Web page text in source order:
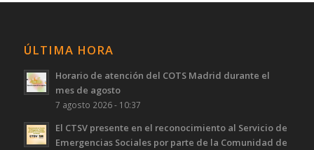
ÚLTIMA HORA
Horario de atención del COTS Madrid durante el
mes de agosto
7 agosto 2026 - 10:37
El CTSV presente en el reconocimiento al Servicio de
Emergencias Sociales por parte de la Comunidad de